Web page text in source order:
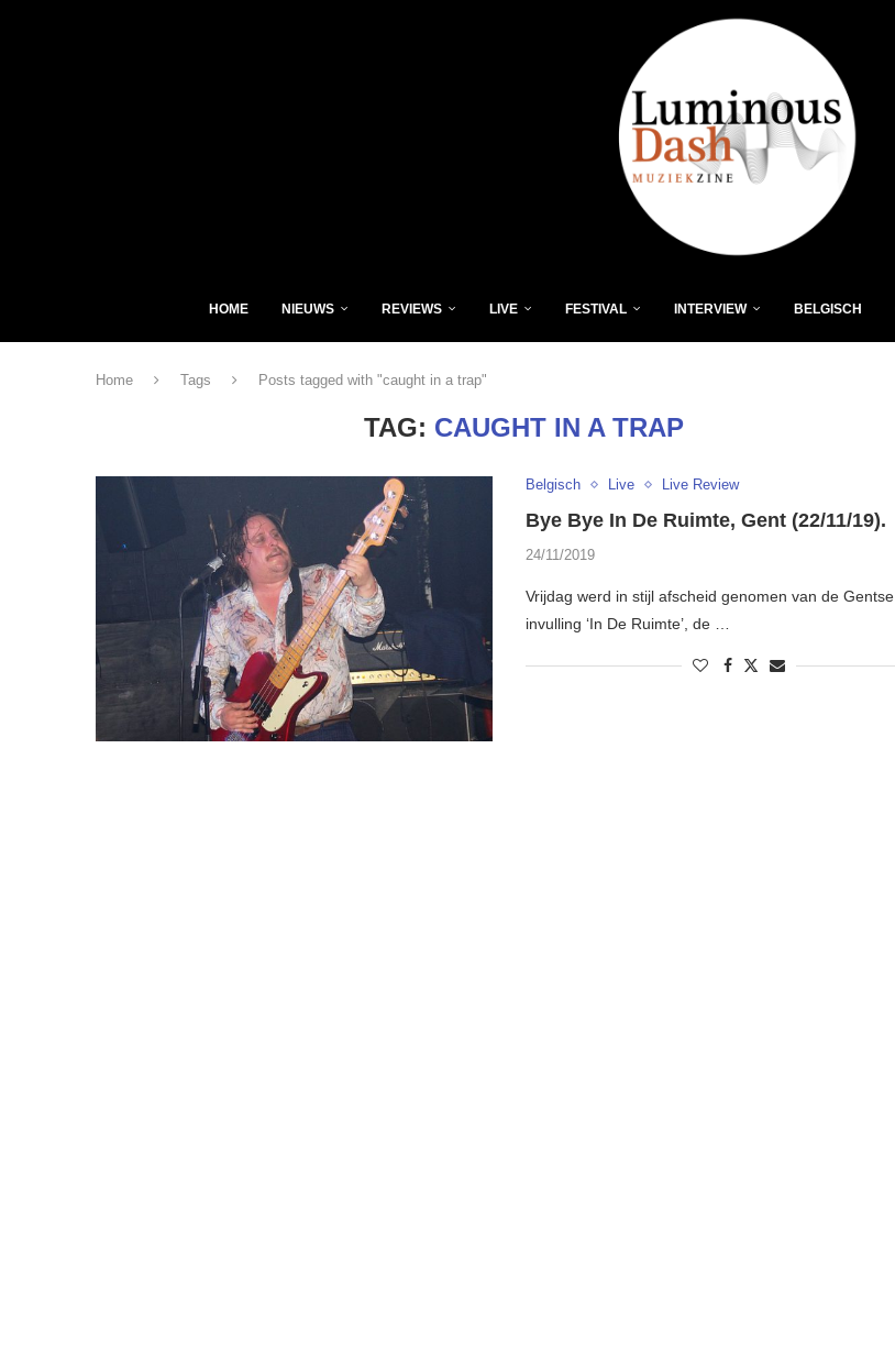
HOME NIEUWS REVIEWS LIVE FESTIVAL INTERVIEW BELGISCH
Home Tags Posts tagged with "caught in a trap"
TAG: CAUGHT IN A TRAP
Belgisch Live Live Review
Bye Bye In De Ruimte, Gent (22/11/19).
24/11/2019
Vrijdag werd in stijl afscheid genomen van de
invulling ‘In De Ruimte’, de …